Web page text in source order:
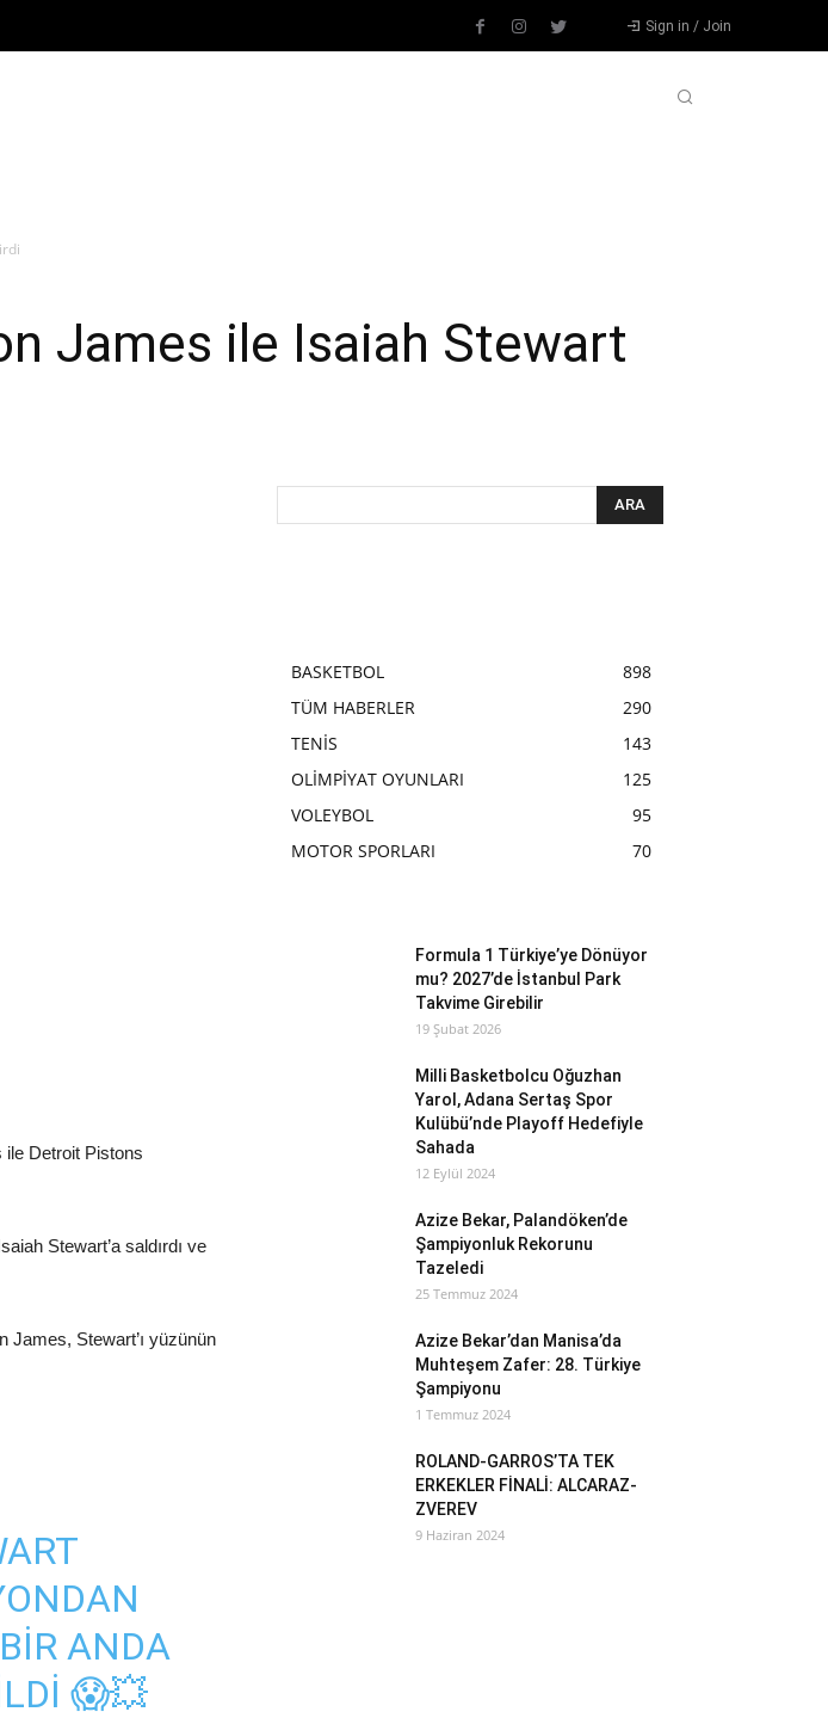
Sign in / Join
James ile Isaiah Stewart
ile Detroit Pistons
Stewart’a saldırdı ve
James, Stewart’ı yüzünün
ANDA
😱💥
BASKETBOL
898
TÜM HABERLER
290
TENİS
143
OLİMPİYAT OYUNLARI
125
VOLEYBOL
95
MOTOR SPORLARI
70
Formula 1 Türkiye’ye Dönüyor
mu? 2027’de İstanbul Park
Takvime Girebilir
19 Şubat 2026
Milli Basketbolcu Oğuzhan
Yarol, Adana Sertaş Spor
Kulübü’nde Playoff Hedefiyle
Sahada
12 Eylül 2024
Azize Bekar, Palandöken’de
Şampiyonluk Rekorunu
Tazeledi
25 Temmuz 2024
Azize Bekar’dan Manisa’da
Muhteşem Zafer: 28. Türkiye
Şampiyonu
1 Temmuz 2024
ROLAND-GARROS’TA TEK
ERKEKLER FİNALİ: ALCARAZ-
ZVEREV
9 Haziran 2024